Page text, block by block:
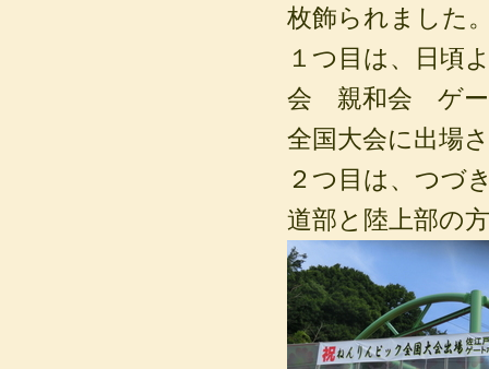
枚飾られました
１つ目は、日頃
会 親和会 ゲー
全国大会に出場
２つ目は、つづ
道部と陸上部の